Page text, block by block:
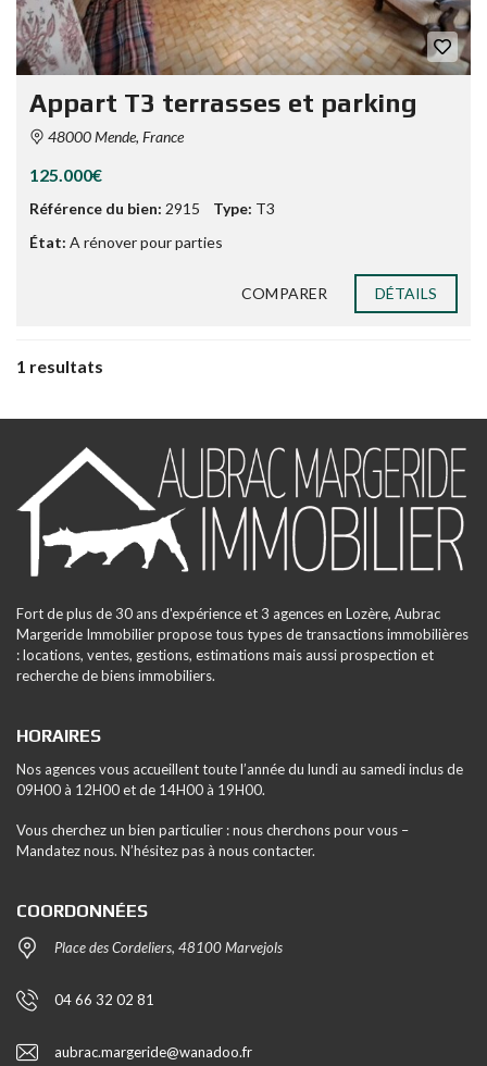
Appart T3 terrasses et parking
48000 Mende, France
125.000€
Référence du bien: 2915 Type: T3
État: A rénover pour parties
COMPARER DÉTAILS
1 resultats
Fort de plus de 30 ans d'expérience et 3 agences en Lozère, Aubrac
Margeride Immobilier propose tous types de transactions immobilières
: locations, ventes, gestions, estimations mais aussi prospection et
recherche de biens immobiliers.
HORAIRES
Nos agences vous accueillent toute l’année du lundi au samedi inclus de
09H00 à 12H00 et de 14H00 à 19H00.
Vous cherchez un bien particulier : nous cherchons pour vous –
Mandatez nous. N’hésitez pas à nous contacter.
COORDONNÉES
Place des Cordeliers, 48100 Marvejols
04 66 32 02 81
aubrac.margeride@wanadoo.fr